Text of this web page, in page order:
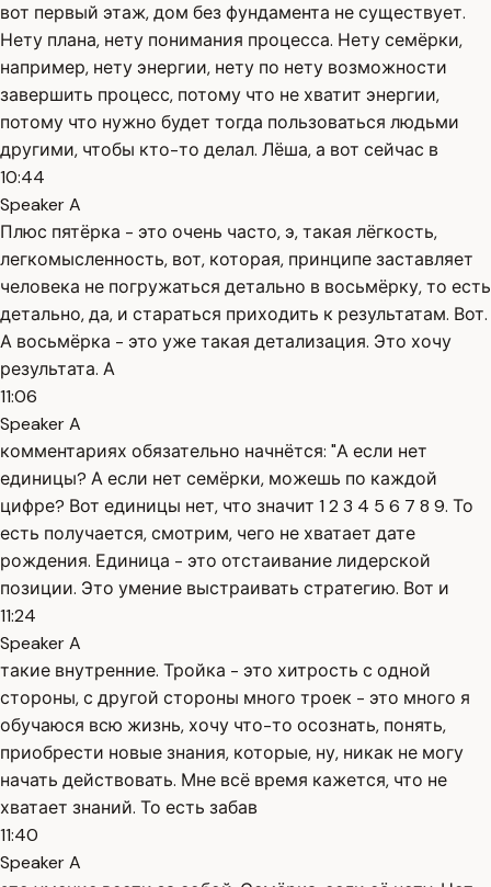
вот первый этаж, дом без фундамента не существует.
Нету плана, нету понимания процесса. Нету семёрки,
например, нету энергии, нету по нету возможности
завершить процесс, потому что не хватит энергии,
потому что нужно будет тогда пользоваться людьми
другими, чтобы кто-то делал. Лёша, а вот сейчас в
10:44
Speaker A
Плюс пятёрка - это очень часто, э, такая лёгкость,
легкомысленность, вот, которая, принципе заставляет
человека не погружаться детально в восьмёрку, то есть
детально, да, и стараться приходить к результатам. Вот.
А восьмёрка - это уже такая детализация. Это хочу
результата. А
11:06
Speaker A
комментариях обязательно начнётся: "А если нет
единицы? А если нет семёрки, можешь по каждой
цифре? Вот единицы нет, что значит 1 2 3 4 5 6 7 8 9. То
есть получается, смотрим, чего не хватает дате
рождения. Единица - это отстаивание лидерской
позиции. Это умение выстраивать стратегию. Вот и
11:24
Speaker A
такие внутренние. Тройка - это хитрость с одной
стороны, с другой стороны много троек - это много я
обучаюся всю жизнь, хочу что-то осознать, понять,
приобрести новые знания, которые, ну, никак не могу
начать действовать. Мне всё время кажется, что не
хватает знаний. То есть забав
11:40
Speaker A